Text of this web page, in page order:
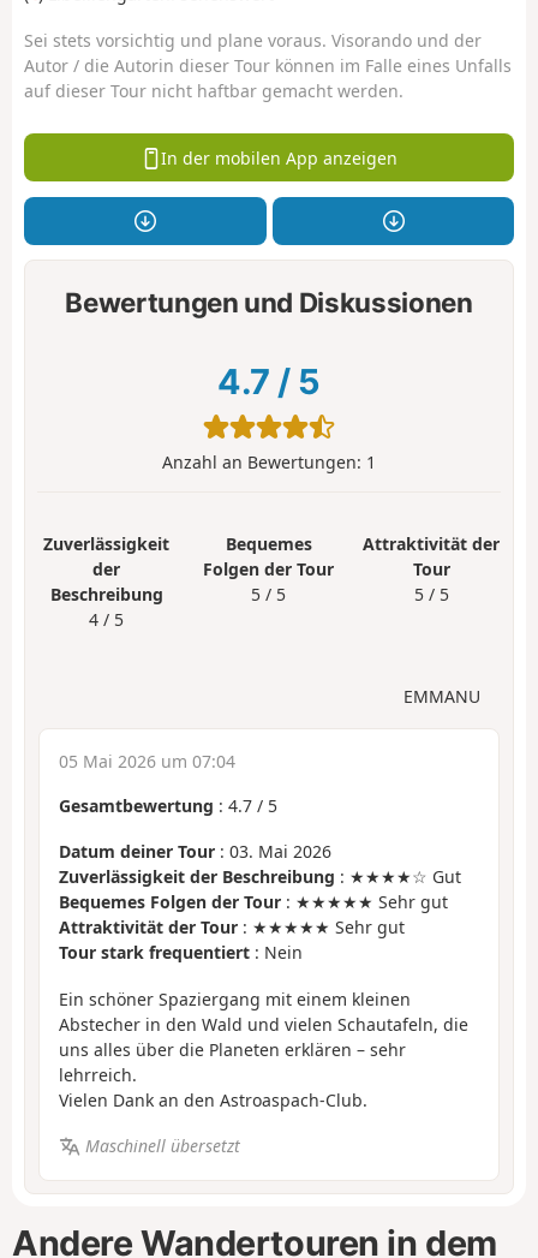
Sei stets vorsichtig und plane voraus. Visorando und der
Autor / die Autorin dieser Tour können im Falle eines Unfalls
auf dieser Tour nicht haftbar gemacht werden.
In der mobilen App anzeigen
Bewertungen und Diskussionen
4.7 / 5
Anzahl an Bewertungen: 1
Zuverlässigkeit
der
Beschreibung
4 / 5
Bequemes
Folgen der Tour
5 / 5
Attraktivität der
Tour
5 / 5
EMMANU
05 Mai 2026 um 07:04
Gesamtbewertung : 4.7 / 5
Datum deiner Tour : 03. Mai 2026
Zuverlässigkeit der Beschreibung : ★★★★☆ Gut
Bequemes Folgen der Tour : ★★★★★ Sehr gut
Attraktivität der Tour : ★★★★★ Sehr gut
Tour stark frequentiert : Nein
Ein schöner Spaziergang mit einem kleinen
Abstecher in den Wald und vielen Schautafeln, die
uns alles über die Planeten erklären – sehr
lehrreich.
Vielen Dank an den Astroaspach-Club.
Maschinell übersetzt
Andere Wandertouren in dem